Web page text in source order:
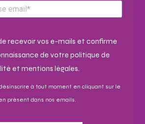
recevoir vos e-mails et confirme
de votre politique de
et mentions légales.
désinscrire à tout moment en cliquant sur le
présent dans nos emails.